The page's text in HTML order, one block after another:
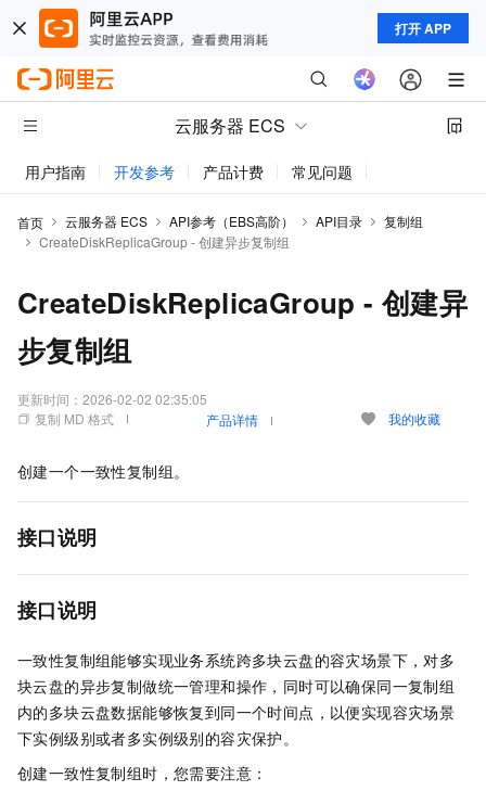
打开 APP
云服务器 ECS
用户指南 开发参考 产品计费 常见问题
首页 云服务器 ECS API参考（EBS高阶） API目录
复制组
CreateDiskReplicaGroup - 创建异步复制组
CreateDiskReplicaGroup - 创建异
步复制组
更新时间： 2026-02-02 02:35:05
复制 MD 格式
产品详情 我的收藏
创建一个一致性复制组。
接口说明
接口说明
一致性复制组能够实现业务系统跨多块云盘的容灾场景下，对多
块云盘的异步复制做统一管理和操作，同时可以确保同一复制组
内的多块云盘数据能够恢复到同一个时间点，以便实现容灾场景
下实例级别或者多实例级别的容灾保护。
创建一致性复制组时，您需要注意：